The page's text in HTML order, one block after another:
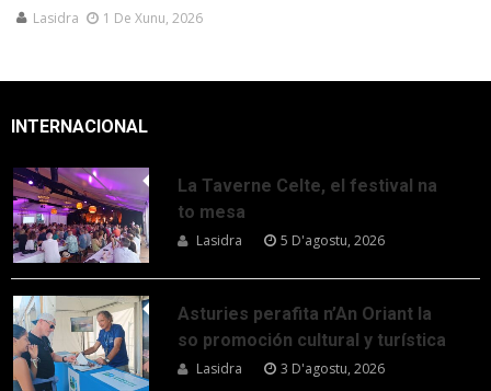
Lasidra 1 De Xunu, 2026
INTERNACIONAL
La Taverne Celte, el festival na
to mesa
Lasidra 5 D'agostu, 2026
Asturies perafita n’An Oriant la
so promoción cultural y turística
Lasidra 3 D'agostu, 2026